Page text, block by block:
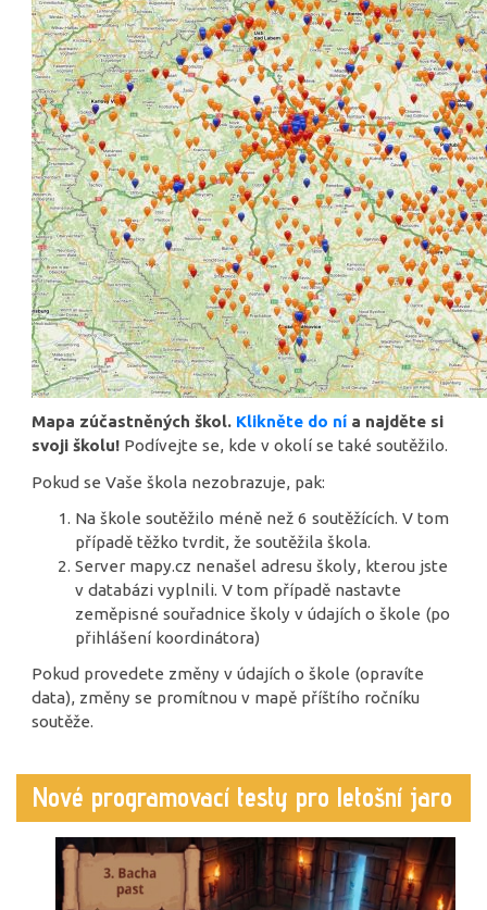
Mapa zúčastněných škol. Klikněte do nía najděte si
svoji školu! Podívejte se, kde v okolí se také soutěžilo.
Pokud se Vaše škola nezobrazuje, pak:
Na škole soutěžilo méně než 6 soutěžících. V tom
případě těžko tvrdit, že soutěžila škola.
Server mapy.cz nenašel adresu školy, kterou jste
v databázi vyplnili. V tom případě nastavte
zeměpisné souřadnice školy v údajích o škole (po
přihlášení koordinátora)
Pokud provedete změny v údajích o škole (opravíte
data), změny se promítnou v mapě příštího ročníku
soutěže.
Nové programovací testy pro letošní jaro